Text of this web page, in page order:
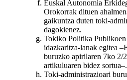
Euskal Autonomia
Orokorrak dituen
gaikuntza duten toki-
dagokienez.
Tokiko Politika
idazkaritza-lanak egitea
buruzko apirilaren 7ko 2/
artikuluaren bidez sortua–.
Toki-administrazioari